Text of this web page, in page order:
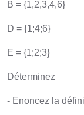
B = {1,2,3,4,6}
D = {1;4;6}
E = {1;2;3}
Déterminez
- Enoncez la